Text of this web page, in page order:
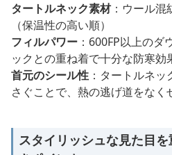
タートルネック素材：ウール混
（保温性の高い順）
フィルパワー ：600FP以上の
ックとの重ね着で十分な防寒効
首元のシール性 ：タートルネ
さぐことで、熱の逃げ道をなく
スタイリッシュな見た目